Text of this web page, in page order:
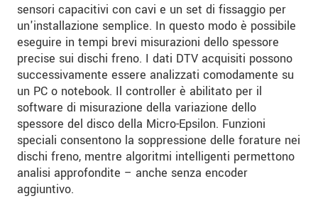
sensori capacitivi con cavi e un set di fissaggio per
un'installazione semplice. In questo modo è possibile
eseguire in tempi brevi misurazioni dello spessore
precise sui dischi freno. I dati DTV acquisiti possono
successivamente essere analizzati comodamente su
un PC o notebook. Il controller è abilitato per il
software di misurazione della variazione dello
spessore del disco della Micro-Epsilon. Funzioni
speciali consentono la soppressione delle forature nei
dischi freno, mentre algoritmi intelligenti permettono
analisi approfondite – anche senza encoder
aggiuntivo.